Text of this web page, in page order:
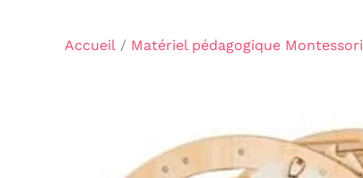
Accueil Matériel pédagogique Montessori